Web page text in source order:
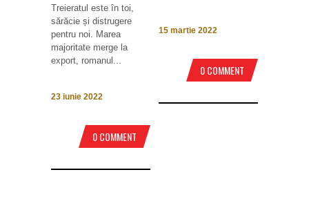
Treieratul este în toi,
sărăcie și distrugere
pentru noi. Marea
majoritate merge la
export, romanul...
23 iunie 2022
0 COMMENT
15 martie 2022
0 COMMENT